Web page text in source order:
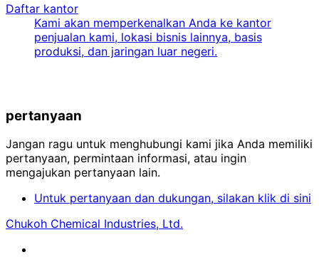
Daftar kantor
Kami akan memperkenalkan Anda ke kantor
penjualan kami, lokasi bisnis lainnya, basis
produksi, dan jaringan luar negeri.
pertanyaan
Jangan ragu untuk menghubungi kami jika Anda memiliki
pertanyaan, permintaan informasi, atau ingin
mengajukan pertanyaan lain.
Untuk pertanyaan dan dukungan, silakan klik di sini
Chukoh Chemical Industries, Ltd.